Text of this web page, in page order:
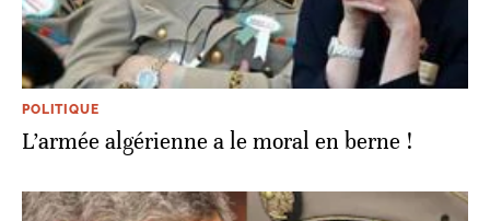
POLITIQUE
L’armée algérienne a le moral en berne !